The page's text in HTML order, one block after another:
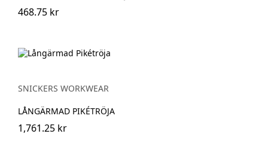
468.75 kr
SNICKERS WORKWEAR
LÅNGÄRMAD PIKÉTRÖJA
1,761.25 kr